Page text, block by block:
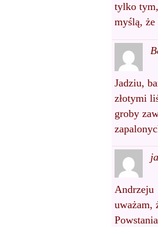
tylko
myślą,
Jadziu,
złotymi
groby
Andrzeju
uważam,